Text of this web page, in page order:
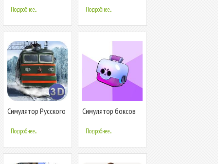
Подробнее...
Премиум
Подробнее...
Симулятор Русского
Подробнее...
Симулятор боксов
Подробнее...